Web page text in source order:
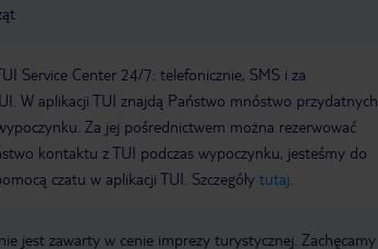
Service Center 24/7: telefonicznie, SMS i za
W aplikacji TUI znajdą Państwo mnóstwo przydatnych
Za jej pośrednictwem można rezerwować
kontaktu z TUI podczas wypoczynku, jesteśmy do
czatu w aplikacji TUI. Szczegóły tutaj
jest zawarty w cenie imprezy turystycznej. Zachęcamy